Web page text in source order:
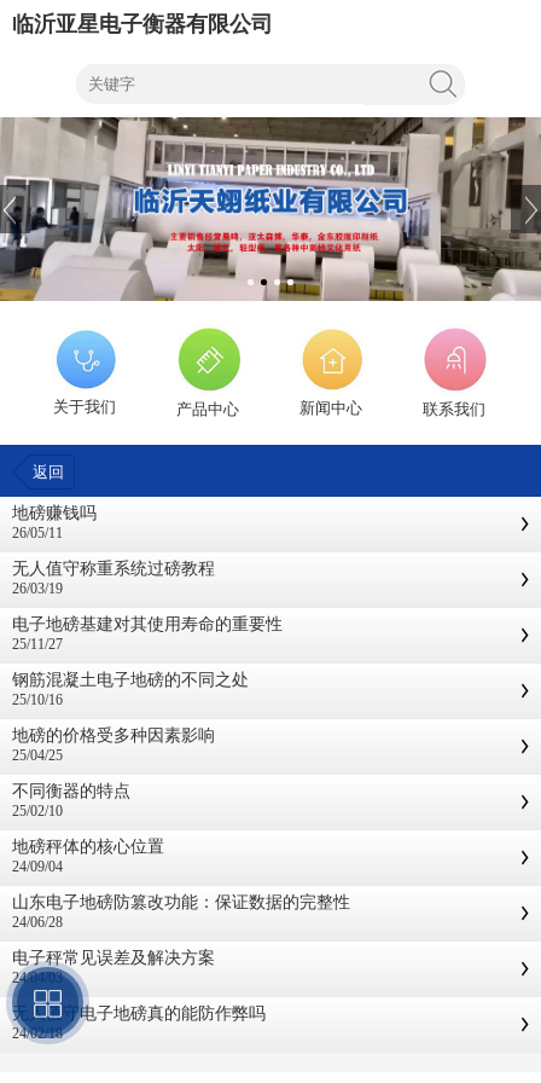
临沂亚星电子衡器有限公司
关于我们 产品中心 新闻中心 联系我们
返回
地磅赚钱吗
26/05/11
无人值守称重系统过磅教程
26/03/19
电子地磅基建对其使用寿命的重要性
25/11/27
钢筋混凝土电子地磅的不同之处
25/10/16
地磅的价格受多种因素影响
25/04/25
不同衡器的特点
25/02/10
地磅秤体的核心位置
24/09/04
山东电子地磅防篡改功能：保证数据的完整性
24/06/28
电子秤常见误差及解决方案
24/04/03
无人值守电子地磅真的能防作弊吗
24/02/18